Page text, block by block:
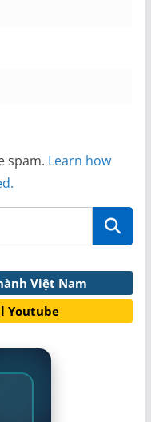
spam. Learn how
Việt Nam
Youtube